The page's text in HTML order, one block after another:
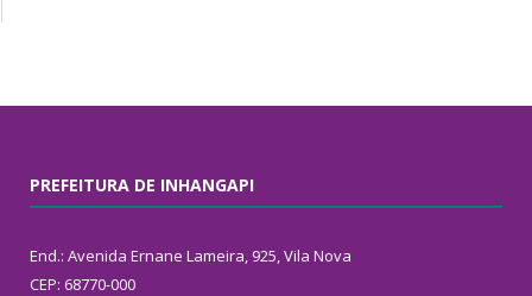
PREFEITURA DE INHANGAPI
End.: Avenida Ernane Lameira, 925, Vila Nova
CEP: 68770-000